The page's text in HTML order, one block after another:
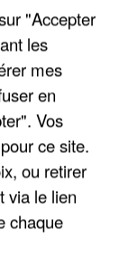
DES
"Accepter
les
mes
en
Vos
ce site.
ou retirer
via le lien
chaque